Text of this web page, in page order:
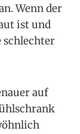
Wenn der
ist und
schlechter
auf